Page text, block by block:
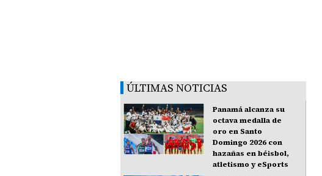
ÚLTIMAS NOTICIAS
Panamá alcanza su
octava medalla de
oro en Santo
Domingo 2026 con
hazañas en béisbol,
atletismo y eSports